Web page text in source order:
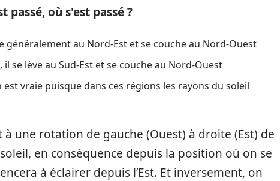
passé, où s'est passé ?
généralement au Nord-Est et se couche au Nord-Ouest
se lève au Sud-Est et se couche au Nord-Ouest
est vraie puisque dans ces régions les rayons du soleil
une rotation de gauche (Ouest) à droite (Est) de
en conséquence depuis la position où on se
à éclairer depuis l’Est. Et inversement, on